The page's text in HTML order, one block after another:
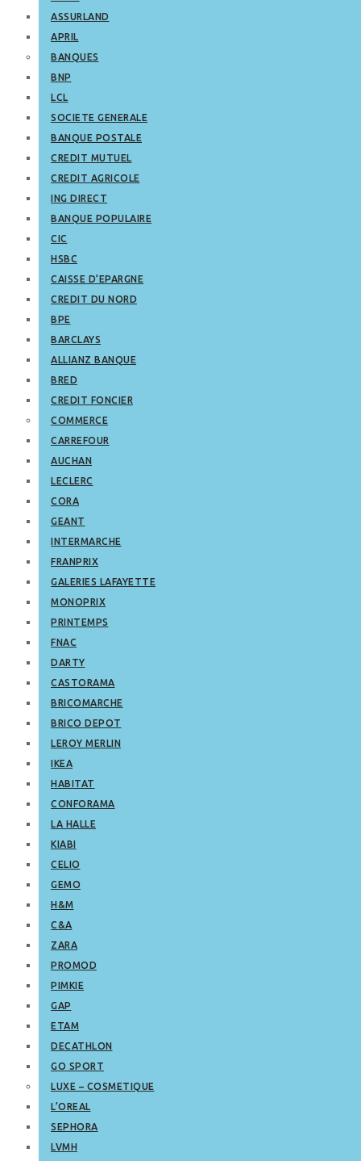
ASSURLAND
APRIL
BANQUES
BNP
LCL
SOCIETE GENERALE
BANQUE POSTALE
CREDIT MUTUEL
CREDIT AGRICOLE
ING DIRECT
BANQUE POPULAIRE
CIC
HSBC
CAISSE D’EPARGNE
CREDIT DU NORD
BPE
BARCLAYS
ALLIANZ BANQUE
BRED
CREDIT FONCIER
COMMERCE
CARREFOUR
AUCHAN
LECLERC
CORA
GEANT
INTERMARCHE
FRANPRIX
GALERIES LAFAYETTE
MONOPRIX
PRINTEMPS
FNAC
DARTY
CASTORAMA
BRICOMARCHE
BRICO DEPOT
LEROY MERLIN
IKEA
HABITAT
CONFORAMA
LA HALLE
KIABI
CELIO
GEMO
H&M
C&A
ZARA
PROMOD
PIMKIE
GAP
ETAM
DECATHLON
GO SPORT
LUXE – COSMETIQUE
L’OREAL
SEPHORA
LVMH